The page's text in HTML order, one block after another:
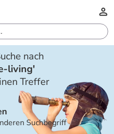
nach
living'
Treffer
Suchbegriff